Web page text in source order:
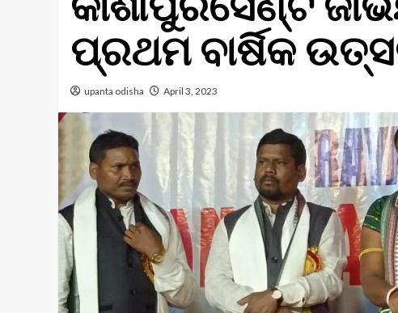
ପ୍ରଥମ ବାର୍ଷିକ
upanta odisha April 3, 2023